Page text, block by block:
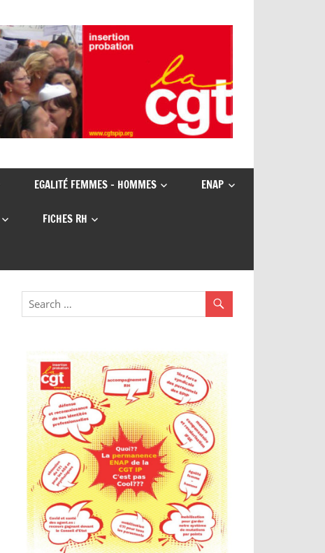
EGALITÉ FEMMES – HOMMES ENAP
FICHES RH